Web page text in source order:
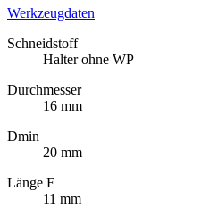
Werkzeugdaten
Schneidstoff
Halter ohne WP
Durchmesser
16 mm
Dmin
20 mm
Länge F
11 mm